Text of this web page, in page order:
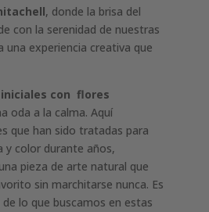
, donde la brisa del
con la serenidad de nuestras
experiencia creativa que
iniciales con flores
oda a la calma. Aquí
que han sido tratadas para
y color durante años,
pieza de arte natural que
sin marchitarse nunca. Es
lo que buscamos en estas